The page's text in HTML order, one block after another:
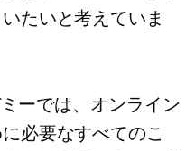
たいと考えていま
ーでは、オンライン
必要なすべてのこ